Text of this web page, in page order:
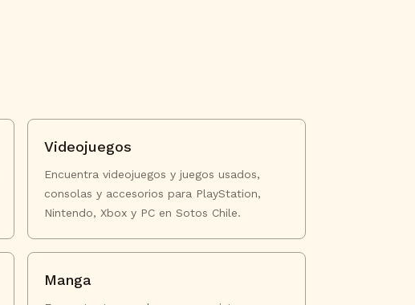
Videojuegos
Encuentra videojuegos y juegos usados,
consolas y accesorios para PlayStation,
Nintendo, Xbox y PC en Sotos Chile.
Manga